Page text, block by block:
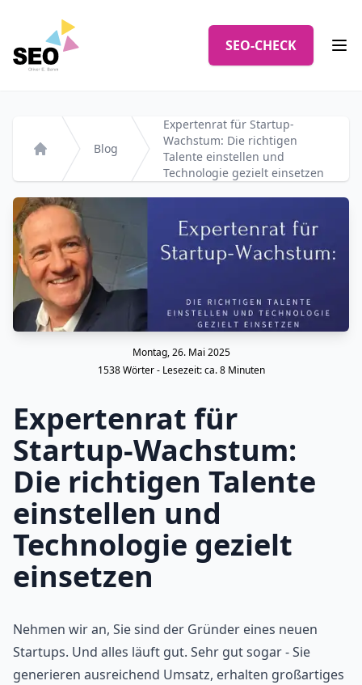
SEO-CHECK
Startseite
Blog
Expertenrat für Startup-
Wachstum: Die richtigen
Talente einstellen und
Technologie gezielt einsetzen
Montag, 26. Mai 2025
1538Wörter - Lesezeit: ca.8Minuten
Expertenrat für
Startup-Wachstum:
Die richtigen Talente
einstellen und
Technologie gezielt
einsetzen
Nehmen wir an, Sie sind der Gründer eines neuen
Startups. Und alles läuft gut. Sehr gut sogar - Sie
generieren ausreichend Umsatz, erhalten großartiges